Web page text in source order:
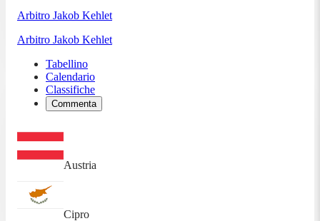
Arbitro Jakob Kehlet
Arbitro Jakob Kehlet
Tabellino
Calendario
Classifiche
Commenta
Austria
Cipro